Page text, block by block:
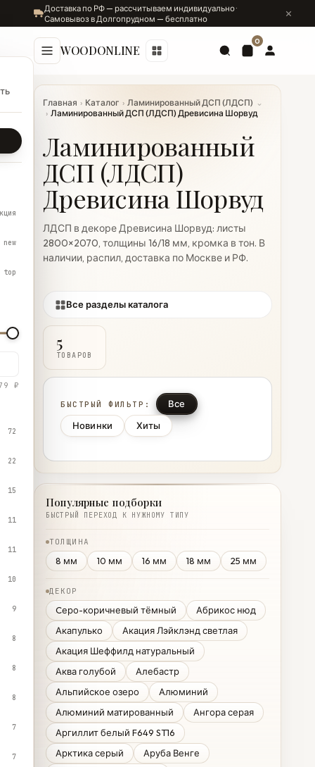
Доставка по РФ — рассчитываем индивидуально ·
Самовывоз в Долгопрудном — бесплатно
WOODONLINE
0
Главная › Каталог › Ламинированный ДСП (ЛДСП) ⌄
› Ламинированный ДСП (ЛДСП) Древисина Шорвуд
Ламинированный
ДСП (ЛДСП)
Древисина Шорвуд
ЛДСП в декоре Древисина Шорвуд: листы
2800×2070, толщины 16/18 мм, кромка в тон. В
наличии, распил, доставка по Москве и РФ.
Все разделы каталога
5
ТОВАРОВ
БЫСТРЫЙ ФИЛЬТР:
Все
Новинки
Хиты
new
top
₽
72
22
15
11
11
10
9
8
8
8
7
7
Популярные подборки
БЫСТРЫЙ ПЕРЕХОД К НУЖНОМУ ТИПУ
ТОЛЩИНА
8 мм 10 мм 16 мм 18 мм 25 мм
ДЕКОР
Cеро-коричневый тёмный
Абрикос нюд
Акапулько
Акация Лэйклэнд светлая
Акация Шеффилд натуральный
Аква голубой
Алебастр
Альпийское озеро
Алюминий
Алюминий матированный
Ангора серая
Аргиллит белый F649 ST16
Арктика серый
Аруба Венге